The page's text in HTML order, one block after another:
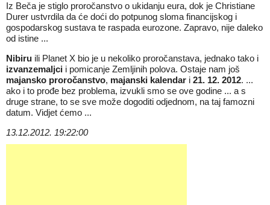
Iz Beča je stiglo proročanstvo o ukidanju eura, dok je Christiane
Durer ustvrdila da će doći do potpunog sloma financijskog i
gospodarskog sustava te raspada eurozone. Zapravo, nije daleko
od istine ...
Nibiru ili Planet X bio je u nekoliko proročanstava, jednako tako i
izvanzemaljci i pomicanje Zemljinih polova. Ostaje nam još
majansko proročanstvo, majanski kalendar i 21. 12. 2012. ...
ako i to prođe bez problema, izvukli smo se ove godine ... a s
druge strane, to se sve može dogoditi odjednom, na taj famozni
datum. Vidjet ćemo ...
13.12.2012. 19:22:00